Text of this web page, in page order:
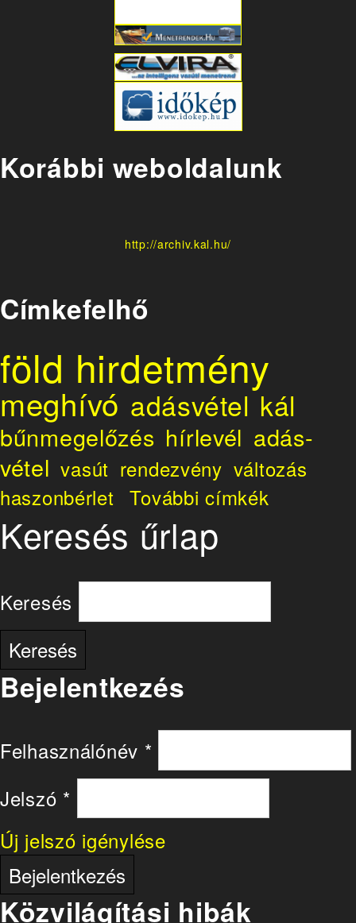
Korábbi weboldalunk
http://archiv.kal.hu/
Címkefelhő
föld hirdetmény
meghívó adásvétel kál
bűnmegelőzés hírlevél adás-
vétel vasút rendezvény változás
haszonbérlet
További címkék
Keresés űrlap
Keresés
Bejelentkezés
Felhasználónév *
Jelszó *
Új jelszó igénylése
Közvilágítási hibák